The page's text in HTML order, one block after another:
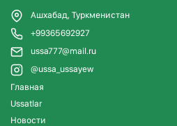
Ашхабад, Туркменистан
+99365692927
ussa777@mail.ru
@ussa_ussayew
Главная
Ussatlar
Новости